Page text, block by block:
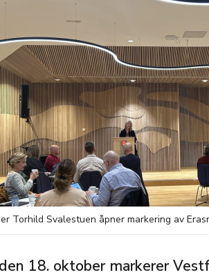
Torhild Svalestuen åpner markering av
18. oktober markerer